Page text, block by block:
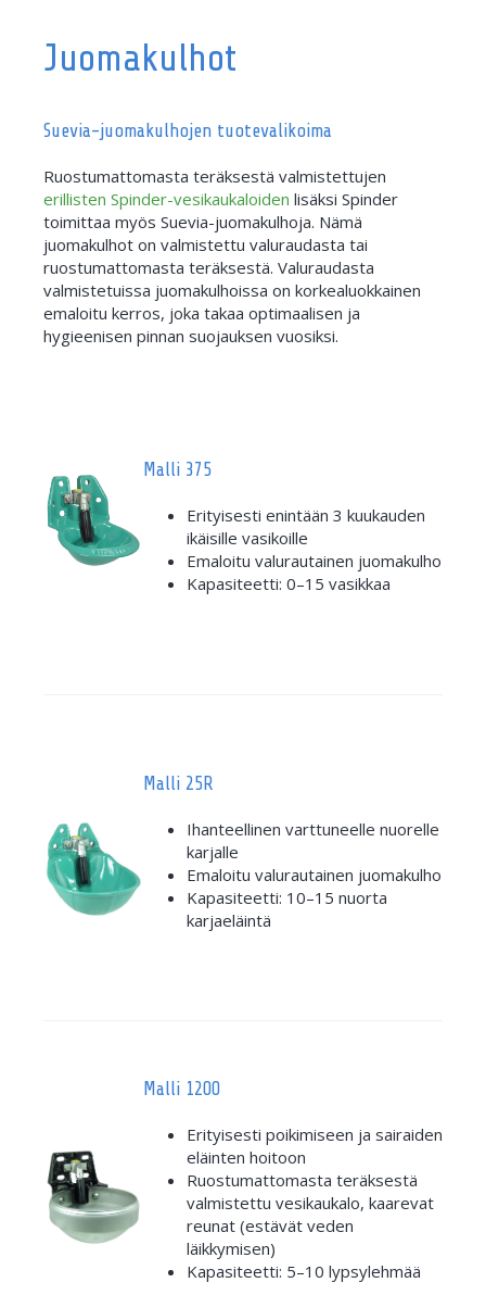
Juomakulhot
Suevia-juomakulhojen tuotevalikoima
Ruostumattomasta teräksestä valmistettujen
erillisten Spinder-vesikaukaloiden lisäksi Spinder
toimittaa myös Suevia-juomakulhoja. Nämä
juomakulhot on valmistettu valuraudasta tai
ruostumattomasta teräksestä. Valuraudasta
valmistetuissa juomakulhoissa on korkealuokkainen
emaloitu kerros, joka takaa optimaalisen ja
hygieenisen pinnan suojauksen vuosiksi.
Malli 375
Erityisesti enintään 3 kuukauden
ikäisille vasikoille
Emaloitu valurautainen juomakulho
Kapasiteetti: 0–15 vasikkaa
Malli 25R
Ihanteellinen varttuneelle nuorelle
karjalle
Emaloitu valurautainen juomakulho
Kapasiteetti: 10–15 nuorta
karjaeläintä
Malli 1200
Erityisesti poikimiseen ja sairaiden
eläinten hoitoon
Ruostumattomasta teräksestä
valmistettu vesikaukalo, kaarevat
reunat (estävät veden
läikkymisen)
Kapasiteetti: 5–10 lypsylehmää